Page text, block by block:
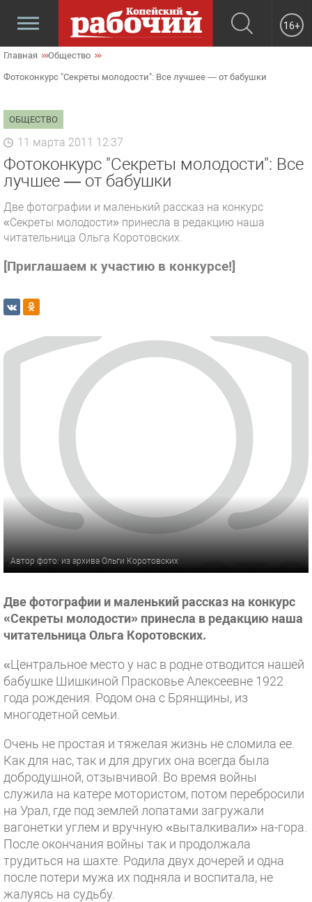
16+
Главная Общество
Фотоконкурс "Секреты молодости": Все лучшее — от бабушки
ОБЩЕСТВО
11 марта 2011 12:37
Фотоконкурс "Секреты молодости": Все
лучшее — от бабушки
Две фотографии и маленький рассказ на конкурс
«Секреты молодости» принесла в редакцию наша
читательница Ольга Коротовских.
[Приглашаем к участию в конкурсе!]
Автор фото: из архива Ольги Коротовских
Две фотографии и маленький рассказ на конкурс
«Секреты молодости» принесла в редакцию наша
читательница Ольга Коротовских.
«Центральное место у нас в родне отводится нашей
бабушке Шишкиной Прасковье Алексеевне 1922
года рождения. Родом она с Брянщины, из
многодетной семьи.
Очень не простая и тяжелая жизнь не сломила ее.
Как для нас, так и для других она всегда была
добродушной, отзывчивой. Во время войны
служила на катере мотористом, потом перебросили
на Урал, где под землей лопатами загружали
вагонетки углем и вручную «выталкивали» на-гора.
После окончания войны так и продолжала
трудиться на шахте. Родила двух дочерей и одна
после потери мужа их подняла и воспитала, не
жалуясь на судьбу.